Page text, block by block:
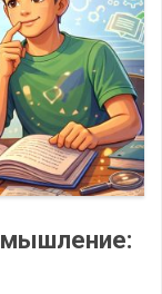
мышление: